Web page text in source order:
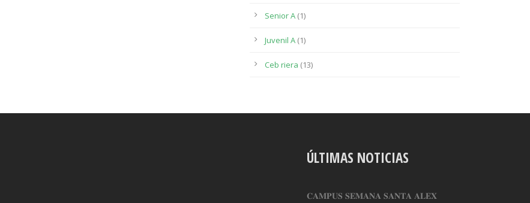
Senior A (1)
Juvenil A (1)
Ceb riera (13)
ÚLTIMAS NOTICIAS
𝐂𝐀𝐌𝐏𝐔𝐒 𝐒𝐄𝐌𝐀𝐍𝐀 𝐒𝐀𝐍𝐓𝐀 𝐀𝐋𝐄𝐗